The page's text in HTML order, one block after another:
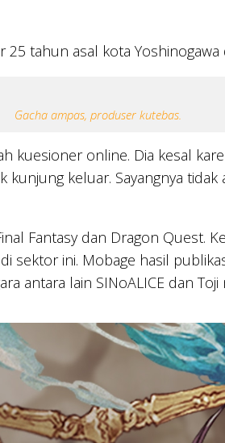
tahun asal kota Yoshinogawa
Gacha ampas, produser kutebas.
kuesioner online. Dia kesal
kunjung keluar. Sayangnya
Fantasy dan Dragon Quest.
sektor ini. Mobage hasil
antara lain SINoALICE dan Toji